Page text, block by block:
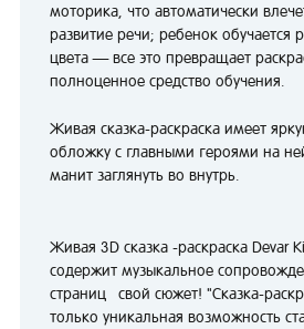
моторика, что автоматически
развитие речи; ребенок обучается
цвета — все это превращает
полноценное средство обучения.
Живая сказка-раскраска имеет
обложку с главными героями на
манит заглянуть во внутрь.
Живая 3D сказка -раскраска Devar
содержит музыкальное
страниц свой сюжет! "Сказка-
только уникальная возможность